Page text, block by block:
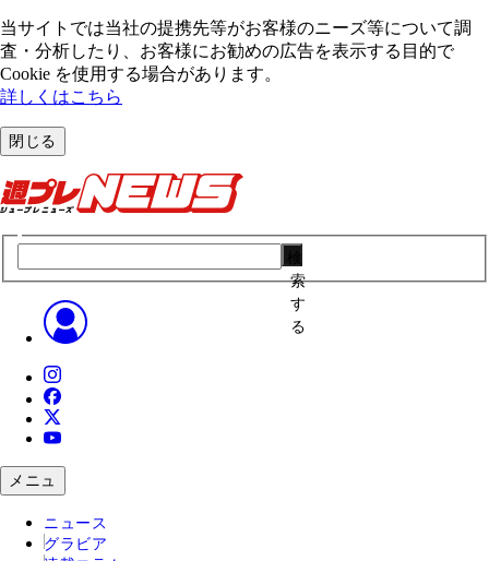
当サイトでは当社の提携先等がお客様のニーズ等について調
査・分析したり、お客様にお勧めの広告を表⽰する⽬的で
Cookie を使⽤する場合があります。
詳しくはこちら
閉じる
索
す
る
メニュ
ニュース
グラビア